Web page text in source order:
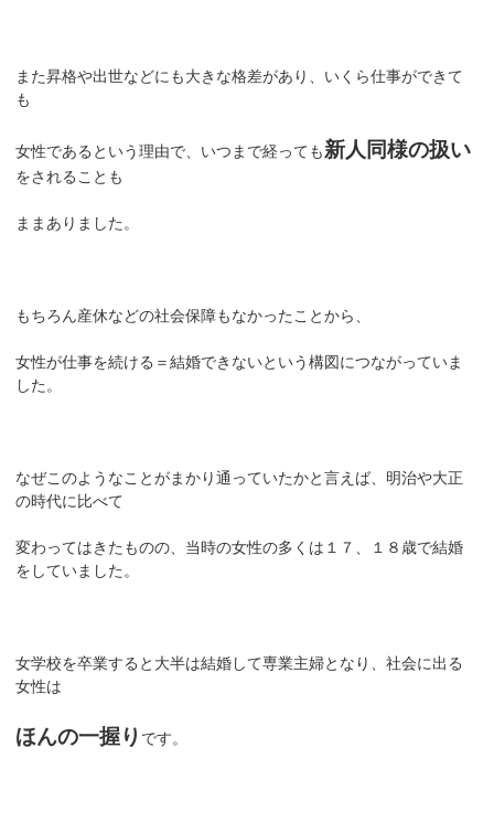
また昇格や出世などにも大きな格差があり、いくら仕事ができて
も
女性であるという理由で、いつまで経っても新人同様の扱い
をされることも
ままありました。
もちろん産休などの社会保障もなかったことから、
女性が仕事を続ける＝結婚できないという構図につながっていま
した。
なぜこのようなことがまかり通っていたかと言えば、明治や大正
の時代に比べて
変わってはきたものの、当時の女性の多くは１７、１８歳で結婚
をしていました。
女学校を卒業すると大半は結婚して専業主婦となり、社会に出る
女性は
ほんの一握り です。